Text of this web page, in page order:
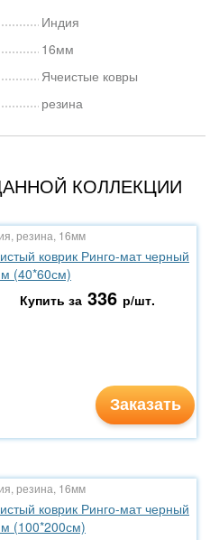
Индия
16мм
Ячеистые ковры
резина
КОЛЛЕКЦИИ
резина, 16мм
коврик Ринго-мат черный
(40*60см)
Купить за 336 р/шт.
Заказать
резина, 16мм
коврик Ринго-мат черный
(100*200см)